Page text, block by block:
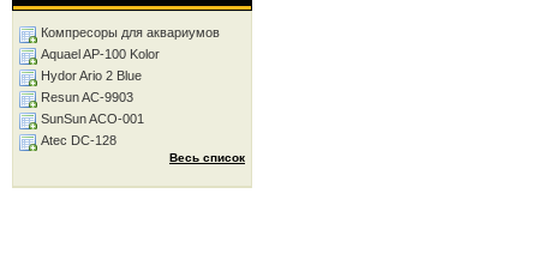
Компресоры для аквариумов
Aquael AP-100 Kolor
Hydor Ario 2 Blue
Resun AC-9903
SunSun ACO-001
Atec DC-128
Весь список